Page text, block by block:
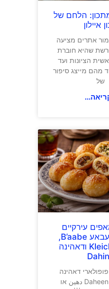
הלחם של
איילון
אתרים מציעה
שהיא חוברת
הציונות ועד
מהם מייצג סיפור
של
עירקיים
חגיגיים: בעבאע B’aabe,
קליצ’ה Kleicha ודאהינה
פופולארי דאהינה
Dahina או Daheen دهين או